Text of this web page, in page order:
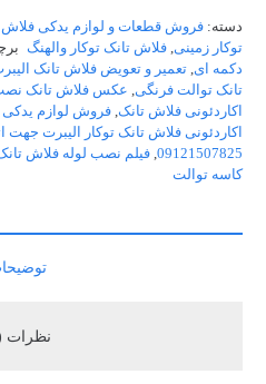
دسته: فروش قطعات و لوازم یدکی فلاش
توکار زمینی, فلاش تانک توکار والهنگ
دکمه ای, تعمیر و تعویض فلاش تانک
تانک توالت فرنگی, عکس فلاش تانک
اکاردئونی فلاش تانک, فروش لوازم یدکی
اکاردئونی فلاش تانک توکار الیبرت جهت
09121507825
, فیلم نصب لوله فلاش
کاسه توالت
نظرات